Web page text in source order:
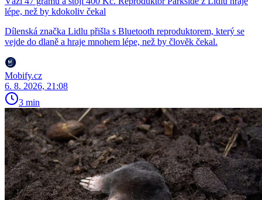
lépe, než by kdokoliv čekal
Dílenská značka Lidlu přišla s Bluetooth reproduktorem, který se
vejde do dlaně a hraje mnohem lépe, než by člověk čekal.
Mobify.cz
6. 8. 2026, 21:08
3 min